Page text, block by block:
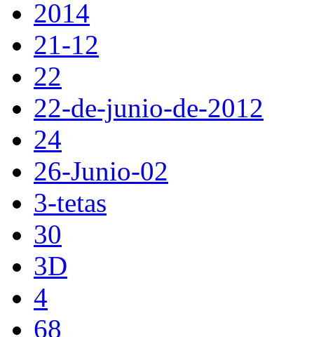
2014
21-12
22
22-de-junio-de-2012
24
26-Junio-02
3-tetas
30
3D
4
68